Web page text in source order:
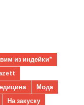
из индейки"
Мода
На закуску